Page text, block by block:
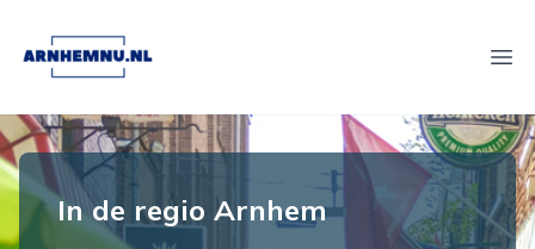
arnhemnu.nl
In de regio Arnhem